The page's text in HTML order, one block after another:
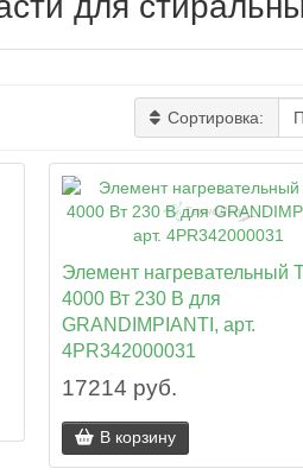
Сортировка:
Элемент нагревательный
4000 Вт 230 В для
GRANDIMPIANTI, арт.
4PR342000031
17214 руб.
В корзину